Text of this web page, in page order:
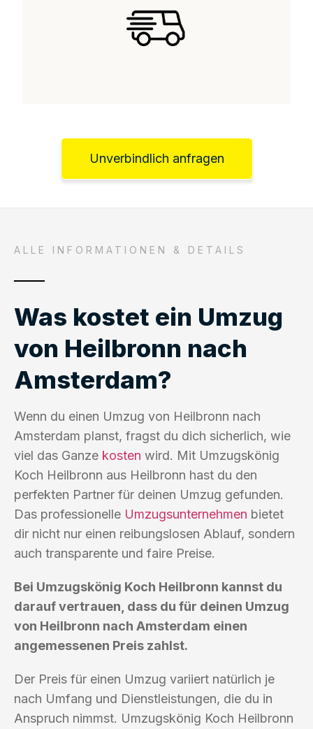
Unverbindlich anfragen
ALLE INFORMATIONEN & DETAILS
Was kostet ein Umzug
von Heilbronn nach
Amsterdam?
Wenn du einen Umzug von Heilbronn nach
Amsterdam planst, fragst du dich sicherlich, wie
viel das Ganze kosten wird. Mit Umzugskönig
Koch Heilbronn aus Heilbronn hast du den
perfekten Partner für deinen Umzug gefunden.
Das professionelle Umzugsunternehmen bietet
dir nicht nur einen reibungslosen Ablauf, sondern
auch transparente und faire Preise.
Bei Umzugskönig Koch Heilbronn kannst du
darauf vertrauen, dass du für deinen Umzug
von Heilbronn nach Amsterdam einen
angemessenen Preis zahlst.
Der Preis für einen Umzug variiert natürlich je
nach Umfang und Dienstleistungen, die du in
Anspruch nimmst. Umzugskönig Koch Heilbronn